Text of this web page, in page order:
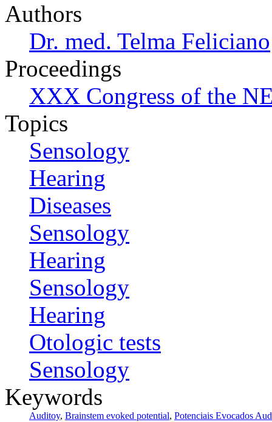
Authors
Dr. med. Telma Feliciano
Proceedings
XXX Congress of the
Topics
Sensology
Hearing
Diseases
Sensology
Hearing
Sensology
Hearing
Otologic tests
Sensology
Keywords
Auditoy, Brainstem evoked potential, Potenciais Evocados